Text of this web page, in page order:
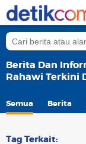
Berita Dan
Rahawi Terkini
Semua Berita
Tag Terkait: